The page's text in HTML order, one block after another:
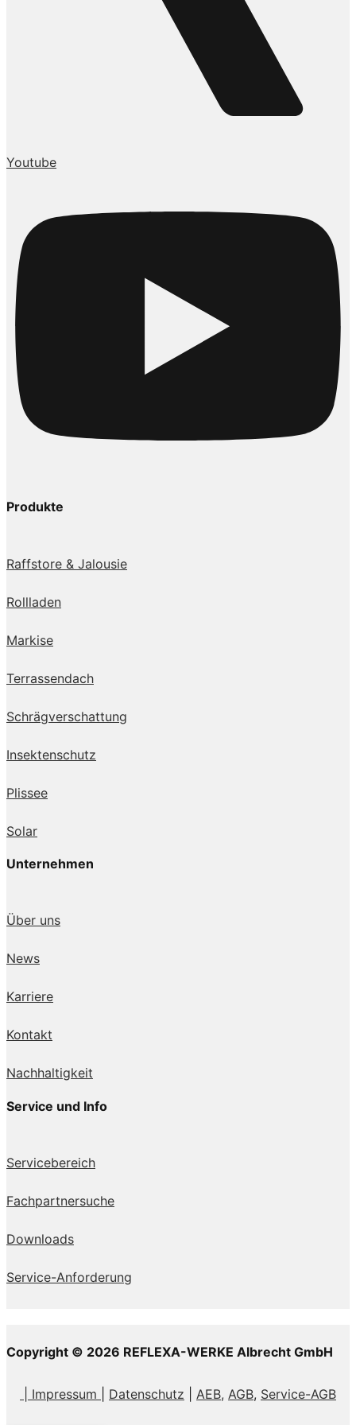
Youtube
Produkte
Raffstore & Jalousie
Rollladen
Markise
Terrassendach
Schrägverschattung
Insektenschutz
Plissee
Solar
Unternehmen
Über uns
News
Karriere
Kontakt
Nachhaltigkeit
Service und Info
Servicebereich
Fachpartnersuche
Downloads
Service-Anforderung
Copyright © 2026 REFLEXA-WERKE Albrecht GmbH
| Impressum Datenschutz AEB, AGB, Service-AGB